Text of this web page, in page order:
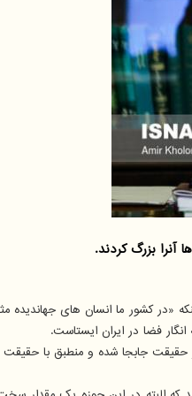
بزرگ کردند.
«در کشور ما انسان های جهاندیده
فضا در ایران ایستاست.
حقیقت جابجا شده و منطبق با